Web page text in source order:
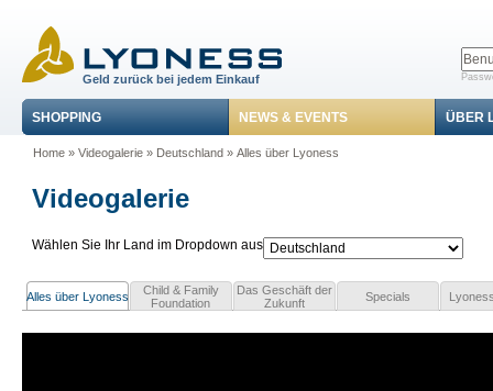
Geld zurück bei jedem Einkauf
SHOPPING NEWS & EVENTS ÜBER
Home» Videogalerie» Deutschland» Alles über Lyoness
Videogalerie
Wählen Sie Ihr Land im Dropdown aus
Alles über Lyoness
Child & Family
Foundation
Das Geschäft der
Zukunft
Specials